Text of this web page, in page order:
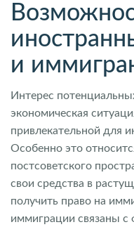
и
Интерес
экономическая
привлекательной для
Особенно это
постсоветского
свои средства в
получить право на
иммиграции связаны с